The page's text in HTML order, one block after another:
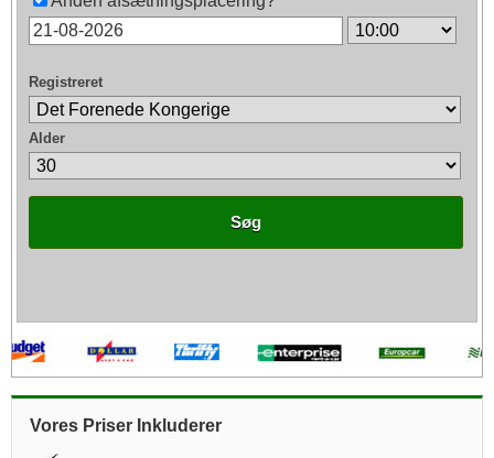
Registreret
Alder
Søg
Vores Priser Inkluderer